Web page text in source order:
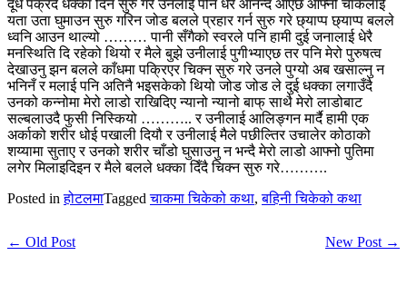
दूध पक्रँदै धक्का दिन सुरु गरे उनलाई पनि धेरै आनन्द आएछ आफ्नो चाकलाई
यता उता घुमाउन सुरु गरिन जोड बलले प्रहार गर्न सुरु गरे छ्याप्प छ्याप्प बलले
ध्वनि आउन थाल्यो ……… पानी सँगैको स्वरले पनि हामी दुई जनालाई धेरै
मनस्थिति दि रहेको थियो र मैले बुझे उनीलाई पुगीभ्याएछ तर पनि मेरो पुरुषत्व
देखाउनु झन बलले काँधमा पक्रिएर चिक्न सुरु गरे उनले पुग्यो अब खसाल्नु न
भनिनँ र मलाई पनि अतिनै भइसकेको थियो जोड जोड ले दुई धक्का लगाउँदै
उनको कन्नोमा मेरो लाडो राखिदिए न्यानो न्यानो बाफ् साथै मेरो लाडोबाट
सल्बलाउदै फुसी निस्कियो ……….. र उनीलाई आलिङ्गन मार्दै हामी एक
अर्काको शरीर धोई पखाली दियौ र उनीलाई मैले पछील्तिर उचालेर कोठाको
शय्यामा सुताए र उनको शरीर चाँडो घुसाउनु न भन्दै मेरो लाडो आफ्नो पुतिमा
लगेर मिलाइदिइन र मैले बलले धक्का दिँदै चिक्न सुरु गरे……….
Posted inहोटलमाTaggedचाकमा चिकेको कथा,बहिनी चिकेको कथा
← Old Post New Post →